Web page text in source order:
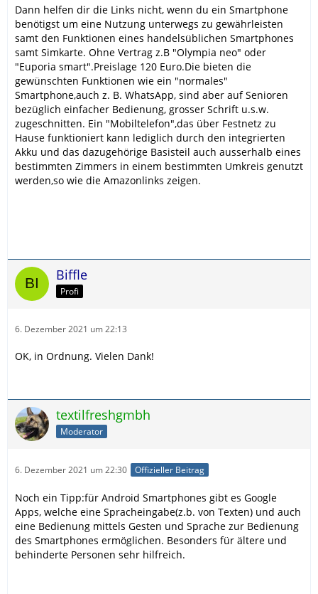
Dann helfen dir die Links nicht, wenn du ein Smartphone
benötigst um eine Nutzung unterwegs zu gewährleisten
samt den Funktionen eines handelsüblichen Smartphones
samt Simkarte. Ohne Vertrag z.B "Olympia neo" oder
"Euporia smart".Preislage 120 Euro.Die bieten die
gewünschten Funktionen wie ein "normales"
Smartphone,auch z. B. WhatsApp, sind aber auf Senioren
bezüglich einfacher Bedienung, grosser Schrift u.s.w.
zugeschnitten. Ein "Mobiltelefon",das über Festnetz zu
Hause funktioniert kann lediglich durch den integrierten
Akku und das dazugehörige Basisteil auch ausserhalb eines
bestimmten Zimmers in einem bestimmten Umkreis genutzt
werden,so wie die Amazonlinks zeigen.
Biffle
Profi
6. Dezember 2021 um 22:13
OK, in Ordnung. Vielen Dank!
textilfreshgmbh
Moderator
6. Dezember 2021 um 22:30 Offizieller Beitrag
Noch ein Tipp:für Android Smartphones gibt es Google
Apps, welche eine Spracheingabe(z.b. von Texten) und auch
eine Bedienung mittels Gesten und Sprache zur Bedienung
des Smartphones ermöglichen. Besonders für ältere und
behinderte Personen sehr hilfreich.